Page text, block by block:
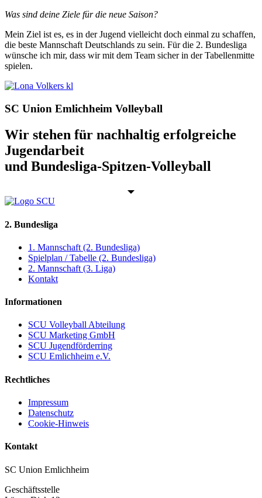
Was sind deine Ziele für die neue Saison?
Mein Ziel ist es, es in der Jugend vielleicht doch einmal zu schaffen,
die beste Mannschaft Deutschlands zu sein. Für die 2. Bundesliga
wünsche ich mir, dass wir mit dem Team sicher in der Tabellenmitte
spielen.
SC Union Emlichheim Volleyball
Wir stehen für nachhaltig erfolgreiche
Jugendarbeit
und Bundesliga-Spitzen-Volleyball
2. Bundesliga
1. Mannschaft (2. Bundesliga)
Spielplan / Tabelle (2. Bundesliga)
2. Mannschaft (3. Liga)
Kontakt
Informationen
SCU Volleyball Abteilung
SCU Marketing GmbH
SCU Jugendförderring
SCU Emlichheim e.V.
Rechtliches
Impressum
Datenschutz
Cookie-Hinweis
Kontakt
SC Union Emlichheim
Geschäftsstelle